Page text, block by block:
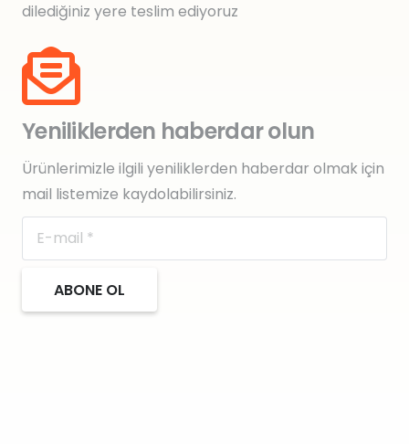
dilediğiniz yere teslim ediyoruz
Yeniliklerden haberdar olun
Ürünlerimizle ilgili yeniliklerden haberdar olmak için
mail listemize kaydolabilirsiniz.
ABONE OL